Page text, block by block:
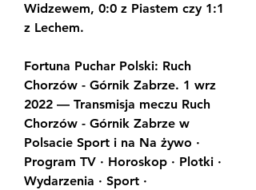
Widzewem, 0:0 z Piastem czy 1:1
z Lechem.
Fortuna Puchar Polski: Ruch
Chorzów - Górnik Zabrze. 1 wrz
2022 — Transmisja meczu Ruch
Chorzów - Górnik Zabrze w
Polsacie Sport i na Na żywo ·
Program TV · Horoskop · Plotki ·
Wydarzenia · Sport ·